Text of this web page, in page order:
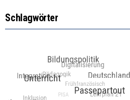
Schlagwörter